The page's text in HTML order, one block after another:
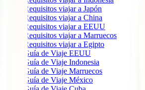
Requisitos viajar a Japón
Requisitos viajar a China
Requisitos viajar a EEUU
Requisitos viajar a Marruecos
Requisitos viajar a Egipto
Guía de Viaje EEUU
Guía de Viaje Indonesia
Guía de Viaje Marruecos
Guía de Viaje México